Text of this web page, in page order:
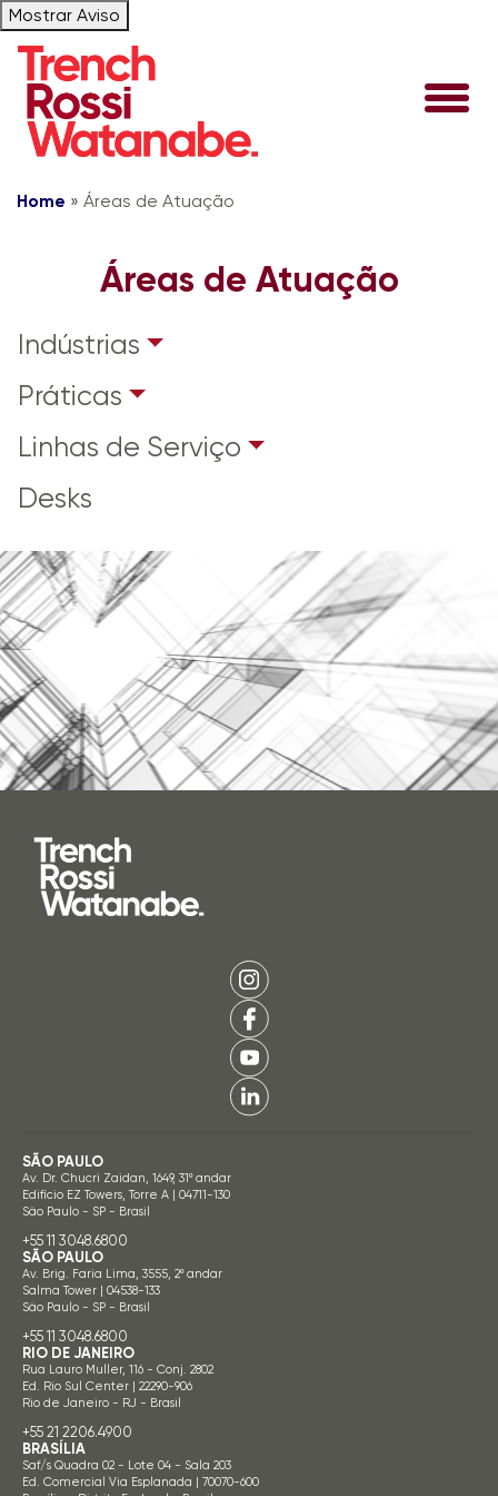
Mostrar Aviso
Home » Áreas de Atuação
Áreas de Atuação
Indústrias
Práticas
Linhas de Serviço
Desks
SÃO PAULO
Av. Dr. Chucri Zaidan, 1649, 31º andar
Edifício EZ Towers, Torre A | 04711-130
São Paulo - SP - Brasil
+55 11 3048.6800
SÃO PAULO
Av. Brig. Faria Lima, 3555, 2º andar
Salma Tower | 04538-133
São Paulo - SP - Brasil
+55 11 3048.6800
RIO DE JANEIRO
Rua Lauro Muller, 116 - Conj. 2802
Ed. Rio Sul Center | 22290-906
Rio de Janeiro - RJ - Brasil
+55 21 2206.4900
BRASÍLIA
Saf/s Quadra 02 - Lote 04 - Sala 203
Ed. Comercial Via Esplanada | 70070-600